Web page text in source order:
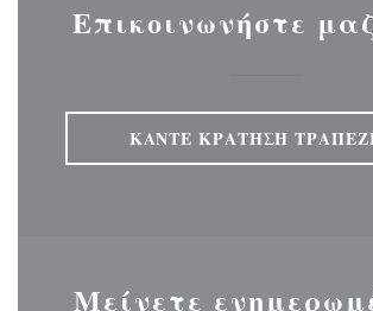
Επικοινωνήστε
ΚΆΝΤΕ ΚΡΆΤΗΣΗ
Μείνετε